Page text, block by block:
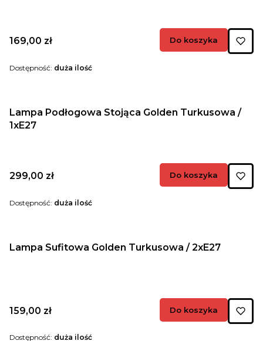
Cena
169,00 zł Do koszyka
Dostępność: duża ilość
Lampa Podłogowa Stojąca Golden Turkusowa /
1xE27
Cena
299,00 zł Do koszyka
Dostępność: duża ilość
Lampa Sufitowa Golden Turkusowa / 2xE27
Cena
159,00 zł Do koszyka
Dostępność: duża ilość